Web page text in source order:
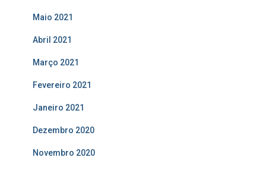
Maio 2021
Abril 2021
Março 2021
Fevereiro 2021
Janeiro 2021
Dezembro 2020
Novembro 2020